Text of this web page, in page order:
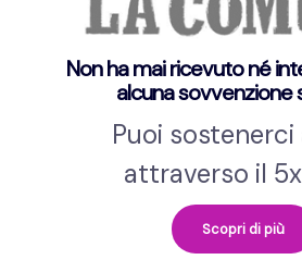
Non ha mai ricevuto né
alcuna sovvenzione
Puoi
attraverso il
Scopri di più